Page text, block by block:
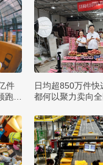
件
全
日均超850万件快
都何以聚力卖向全